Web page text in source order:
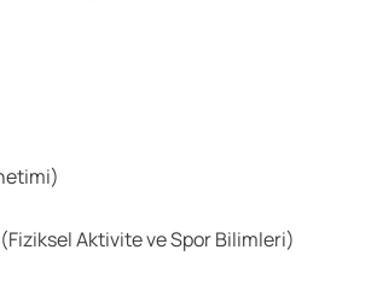
Aktivite ve Spor Bilimleri)